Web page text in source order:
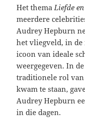
Het themaLiefde
meerdere
Audrey Hepburn
het vliegveld, in de
icoon van ideale
weergegeven. In
traditionele rol
kwam te staan,
Audrey Hepburn
in die dagen.